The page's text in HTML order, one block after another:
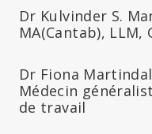
Dr Kulvinder S.
MA(Cantab), LLM,
Dr Fiona
Médecin
de travail